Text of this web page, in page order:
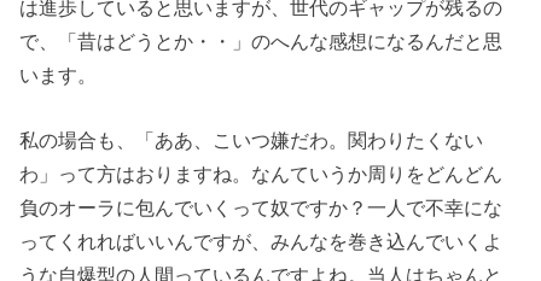
は進歩していると思いますが、世代のギャップが残るの
で、「昔はどうとか・・」のへんな感想になるんだと思
います。
私の場合も、「ああ、こいつ嫌だわ。関わりたくない
わ」って方はおりますね。なんていうか周りをどんどん
負のオーラに包んでいくって奴ですか？一人で不幸にな
ってくれればいいんですが、みんなを巻き込んでいくよ
うな自爆型の人間っているんですよね。当人はちゃんと